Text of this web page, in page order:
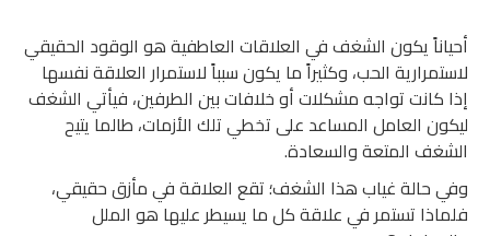
أحياناً يكون الشغف في العلاقات العاطفية هو الوقود الحقيقي
لاستمرارية الحب، وكثيراً ما يكون سبباً لاستمرار العلاقة نفسها
إذا كانت تواجه مشكلات أو خلافات بين الطرفين، فيأتي الشغف
ليكون العامل المساعد على تخطي تلك الأزمات، طالما يتيح
الشغف المتعة والسعادة.
وفي حالة غياب هذا الشغف؛ تقع العلاقة في مأزق حقيقي،
فلماذا تستمر في علاقة كل ما يسيطر عليها هو الملل